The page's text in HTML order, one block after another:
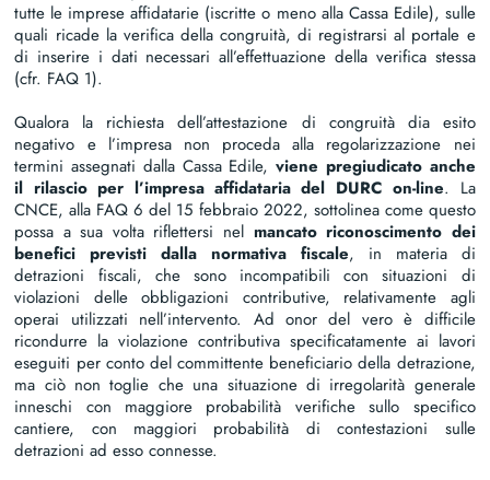
tutte le imprese affidatarie (iscritte o meno alla Cassa Edile), sulle
quali ricade la verifica della congruità, di registrarsi al portale e
di inserire i dati necessari all’effettuazione della verifica stessa
(cfr. FAQ 1).
Qualora la richiesta dell’attestazione di congruità dia esito
negativo e l’impresa non proceda alla regolarizzazione nei
termini assegnati dalla Cassa Edile,viene pregiudicato anche
il rilascio per l’impresa affidataria del DURC on-line. La
CNCE, alla FAQ 6 del 15 febbraio 2022, sottolinea come questo
possa a sua volta riflettersi nel mancato riconoscimento dei
benefici previsti dalla normativa fiscale, in materia di
detrazioni fiscali, che sono incompatibili con situazioni di
violazioni delle obbligazioni contributive, relativamente agli
operai utilizzati nell’intervento. Ad onor del vero è difficile
ricondurre la violazione contributiva specificatamente ai lavori
eseguiti per conto del committente beneficiario della detrazione,
ma ciò non toglie che una situazione di irregolarità generale
inneschi con maggiore probabilità verifiche sullo specifico
cantiere, con maggiori probabilità di contestazioni sulle
detrazioni ad esso connesse.